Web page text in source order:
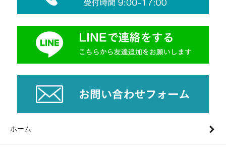
ホーム